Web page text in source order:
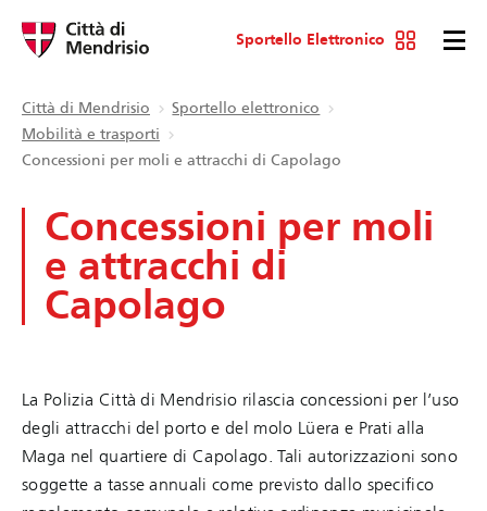
Sportello Elettronico
Città di Mendrisio
Sportello elettronico
Mobilità e trasporti
Concessioni per moli e attracchi di Capolago
Concessioni per moli
e attracchi di
Capolago
La Polizia Città di Mendrisio rilascia concessioni per l’uso
degli attracchi del porto e del molo Lüera e Prati alla
Maga nel quartiere di Capolago. Tali autorizzazioni sono
soggette a tasse annuali come previsto dallo specifico